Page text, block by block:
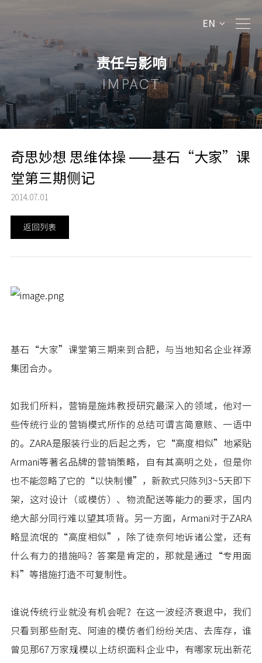
EN
责任与影响
IMPACT
奇思妙想 思维体操 ——基石“大家”课
堂第三期侧记
2014.07.01
返回列表
基石“大家”课堂第三期来到合肥，与当地知名企业祥源
集团合办。
如我们所料，营销是施炜教授研究最深入的领域，他对一
些传统行业的营销模式所作的总结可谓言简意赅、一语中
的。ZARA是服装行业的后起之秀，它“高度相似”地紧贴
Armani等著名品牌的营销策略，自有其高明之处，但是你
也不能忽略了它的“以快制慢”，新款式只陈列3~5天即下
架，这对设计（或模仿）、物流配送等能力的要求，国内
绝大部分同行难以望其项背。另一方面，Armani对于ZARA
略显流氓的“高度相似”，除了徒奈何地诉诸公堂，还有
什么有力的措施吗？答案是肯定的，那就是通过“专用面
料”等措施打造不可复制性。
谁说传统行业就没有机会呢？在这一波经济衰退中，我们
只看到那些耐克、阿迪的模仿者们纷纷关店、去库存，谁
曾见那67万家规模以上纺织面料企业中，有哪家玩出新花